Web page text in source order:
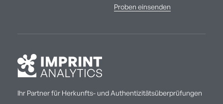
Proben einsenden
Ihr Partner für Herkunfts- und Authentizitätsüberprüfungen